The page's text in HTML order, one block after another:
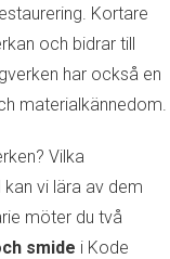
Kortare
och bidrar till
har också en
materialkännedom.
Vilka
vi lära av dem
möter du två
smide i Kode